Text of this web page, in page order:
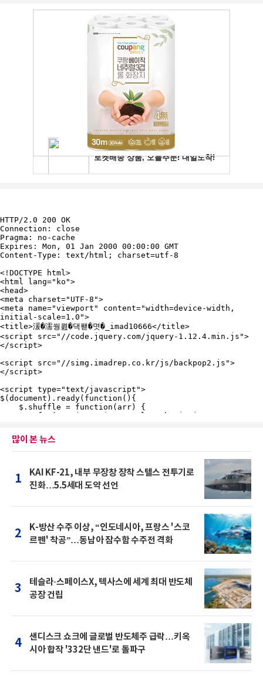
많이 본 뉴스
1
KAI KF-21, 내부 무장창 장착 스텔스 전투기로
진화…5.5세대 도약 선언
2
K-방산 수주 이상, “인도네시아, 프랑스 '스코
르펜' 착공”…동남아 잠수함 수주전 격화
3
테슬라·스페이스X, 텍사스에 세계 최대 반도체
공장 건립
4
샌디스크 쇼크에 글로벌 반도체주 급락…키옥
시아 합작 '332단 낸드'로 돌파구